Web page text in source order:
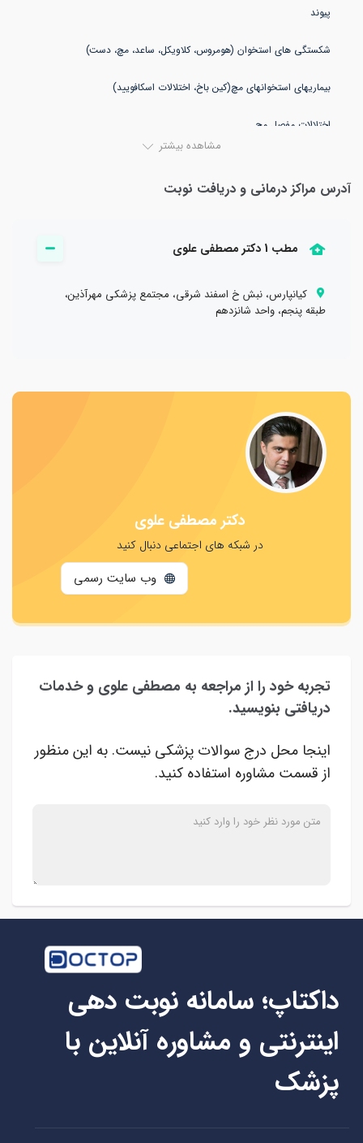
تنوسینوویت دکرون، کنتراکچر دوپویترن، سندروم تونل کارپال، گانگلیون
مشاهده بیشتر
آدرس مراکز درمانی و دریافت نوبت
مطب 1 دکتر مصطفی علوی
کیانپارس، نبش خ اسفند شرقی، مجتمع پزشکی مهرآذین،
طبقه پنجم، واحد شانزدهم
دکتر مصطفی علوی
در شبکه های اجتماعی دنبال کنید
وب سایت رسمی
تجربه خود را از مراجعه به مصطفی علوی و خدمات
دریافتی بنویسید.
اینجا محل درج سوالات پزشکی نیست. به این منظور
از قسمت مشاوره استفاده کنید.
داکتاپ؛ سامانه نوبت دهی
اینترنتی و مشاوره آنلاین با
پزشک